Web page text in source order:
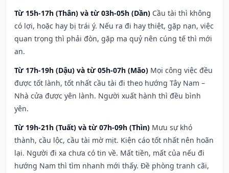
Từ 15h-17h (Thân) và từ 03h-05h (Dần) Cầu tài thì không
có lợi, hoặc hay bị trái ý. Nếu ra đi hay thiệt, gặp nạn, việc
quan trọng thì phải đòn, gặp ma quỷ nên cúng tế thì mới
an.
Từ 17h-19h (Dậu) và từ 05h-07h (Mão) Mọi công việc đều
được tốt lành, tốt nhất cầu tài đi theo hướng Tây Nam –
Nhà cửa được yên lành. Người xuất hành thì đều bình
yên.
Từ 19h-21h (Tuất) và từ 07h-09h (Thìn) Mưu sự khó
thành, cầu lộc, cầu tài mờ mịt. Kiện cáo tốt nhất nên hoãn
lại. Người đi xa chưa có tin về. Mất tiền, mất của nếu đi
hướng Nam thì tìm nhanh mới thấy. Đề phòng tranh cãi,